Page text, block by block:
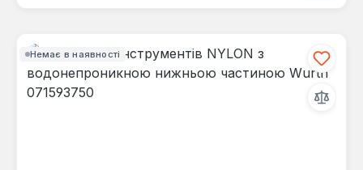
Немає в наявності